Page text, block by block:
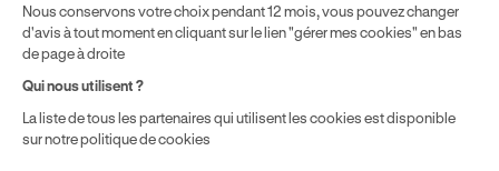
Nous conservons votre choix pendant 12 mois, vous pouvez changer
d'avis à tout moment en cliquant sur le lien "gérer mes cookies" en bas
de page à droite
Qui nous utilisent ?
La liste de tous les partenaires qui utilisent les cookies est disponible
sur notre politique de cookies